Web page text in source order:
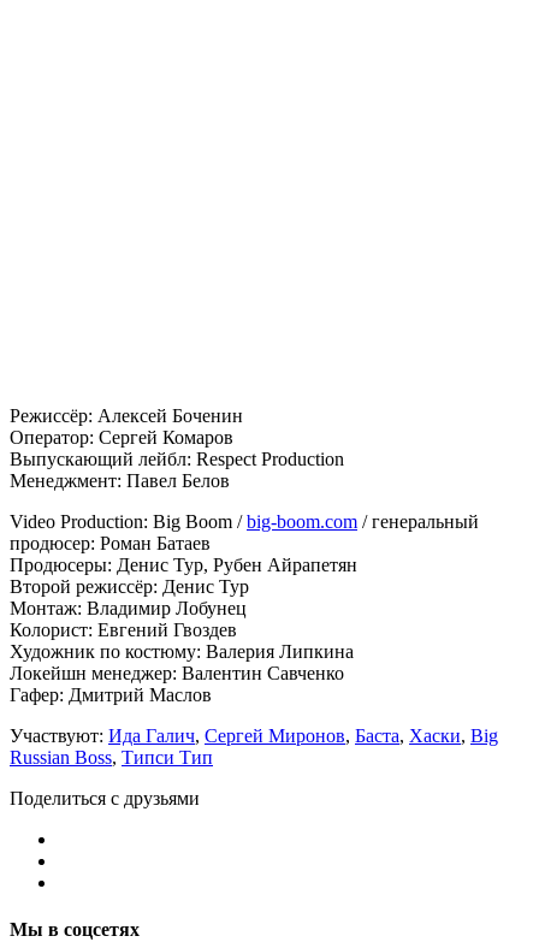
Режиссёр: Алексей Боченин
Оператор: Сергей Комаров
Выпускающий лейбл: Respect Production
Менеджмент: Павел Белов
Video Production: Big Boom /big-boom.com / генеральный
продюсер: Роман Батаев
Продюсеры: Денис Тур, Рубен Айрапетян
Второй режиссёр: Денис Тур
Монтаж: Владимир Лобунец
Колорист: Евгений Гвоздев
Художник по костюму: Валерия Липкина
Локейшн менеджер: Валентин Савченко
Гафер: Дмитрий Маслов
Участвуют: Ида Галич, Сергей Миронов, Баста, Хаски, Big
Russian Boss, Типси Тип
Поделиться с друзьями
Мы в соцсетях